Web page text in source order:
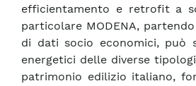
efficientamento e retrofit a
particolare MODENA,
di dati socio economici, può
energetici delle diverse
patrimonio edilizio italiano,